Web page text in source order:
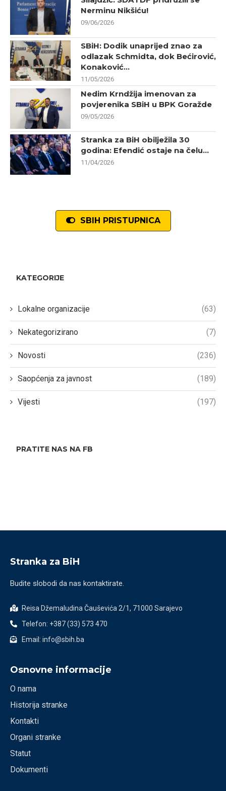
Nerminu Nikšiću!
09/06/2026
SBiH: Dodik unaprijed znao za
odlazak Schmidta, dok Bećirović,
Konaković...
11/05/2026
Nedim Krndžija imenovan za
povjerenika SBiH u BPK Goražde
09/05/2026
Stranka za BiH obilježila 30
godina: Efendić ostaje na čelu...
11/04/2026
SBIH PRISTUPNICA
KATEGORIJE
Lokalne organizacije (63)
Nekategorizirano (7)
Novosti (236)
Saopćenja za javnost (189)
Vijesti (197)
PRATITE NAS NA FB
Stranka za BiH
Budite slobodi da nas kontaktirate.
Reisa Džemaludina Čauševića 2/1, 71000 Sarajevo
Telefon: +387 (33) 573 470
Email: info@sbih.ba
Osnovne informacije
O nama
Historija stranke
Kontakti
Organi stranke
Statut
Dokumenti